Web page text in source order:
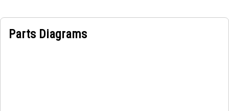
Parts Diagrams